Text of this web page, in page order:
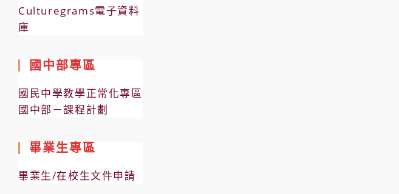
Culturegrams電子資料
庫
國中部專區
國民中學教學正常化專區
國中部－課程計劃
畢業生專區
畢業生/在校生文件申請